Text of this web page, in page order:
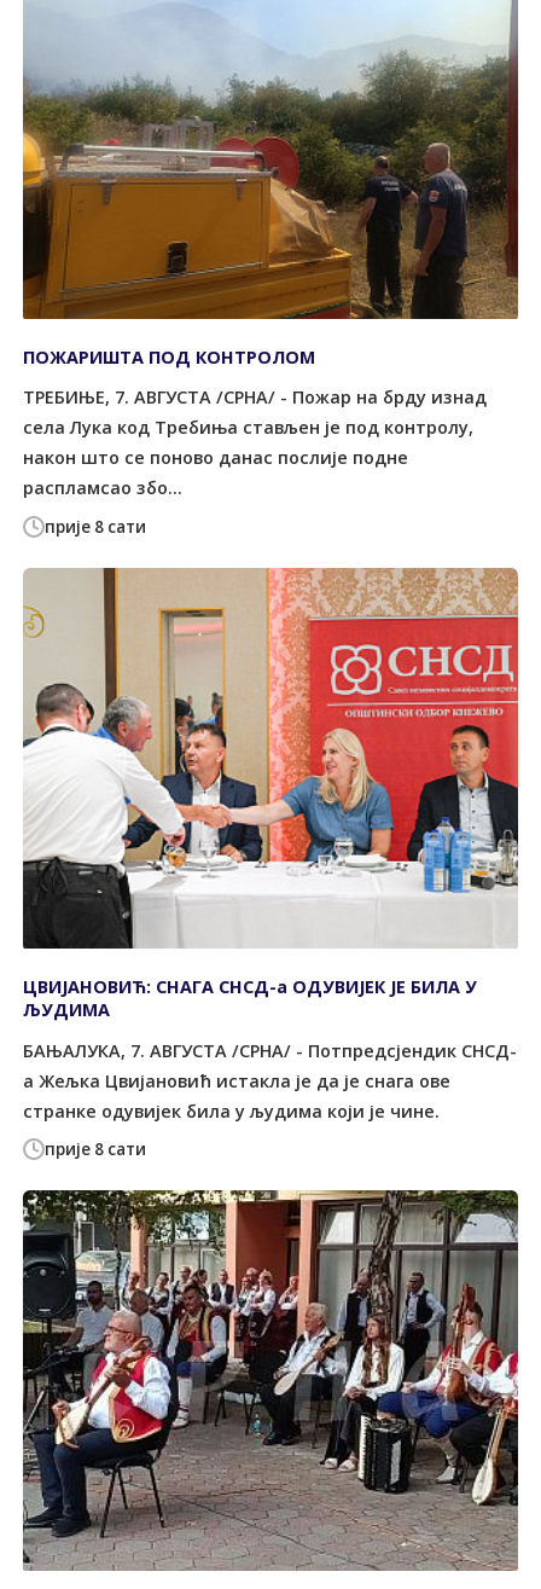
прије 8 сати
ПОЖАРИШТА ПОД КОНTРОЛОМ
ТРЕБИЊЕ, 7. АВГУСТА /СРНА/ - Пожар на брду изнад
села Лука код Tребиња стављен је под контролу,
након што се поново данас послије подне
распламсао збо...
прије 8 сати
ЦВИЈАНОВИЋ: СНАГА СНСД-а ОДУВИЈЕК ЈЕ БИЛА У
ЉУДИМА
БАЊАЛУКА, 7. АВГУСТА /СРНА/ - Потпредсјендик СНСД-
а Жељка Цвијановић истакла је да је снага ове
странке одувијек била у људима који је чине.